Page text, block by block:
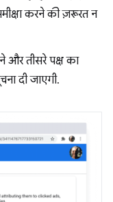
करने की ज़रूरत न
और तीसरे पक्ष का
दी जाएगी.